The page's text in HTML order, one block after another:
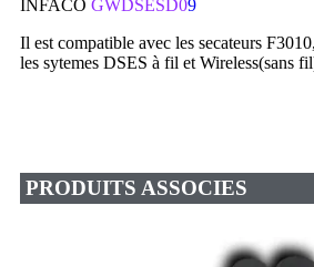
INFACO GWDSESD09
Il est compatible avec les secateurs
les sytemes DSES à fil et Wireless(sans
PRODUITS ASSOCIES